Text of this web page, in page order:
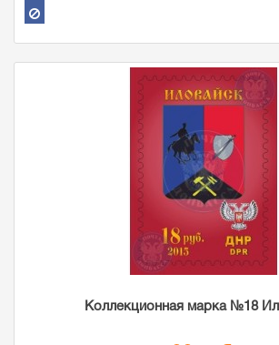
Коллекционная марка №18